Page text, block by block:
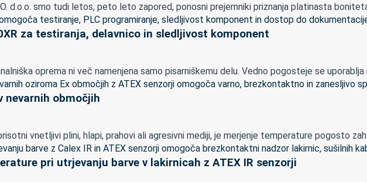
d.o.o. smo tudi letos, peto leto zapored, ponosni prejemniki priznanja platinasta
za testiranja, delavnico in sledljivost komponent
oprema ni več namenjena samo pisarniškemu delu. Vedno pogosteje se
nevarnih območjih
vnetljivi plini, hlapi, prahovi ali agresivni mediji, je merjenje temperature pogosto
pri utrjevanju barve v lakirnicah z ATEX IR senzorji